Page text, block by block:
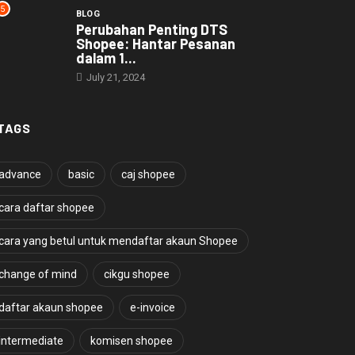
5 BLOG
Perubahan Penting DTS
Shopee: Hantar Pesanan
dalam 1...
July 21, 2024
basic caj shopee
daftar shopee
yang betul untuk mendaftar akaun Shopee
of mind cikgu shopee
akaun shopee e-invoice
komisen shopee